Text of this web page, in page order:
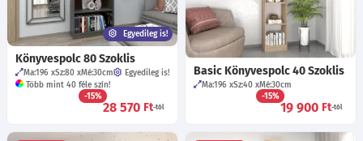
Egyedileg is!
Könyvespolc 80 Szoklis
Ma:196 Sz:80 Mé:30cm
Egyedileg is!
Több mint 40 féle szín!
-15%
28 570 Ft-tól
Basic Könyvespolc 40 Szoklis
Ma:196 Sz:40 Mé:30cm
-15%
19 900 Ft-tól